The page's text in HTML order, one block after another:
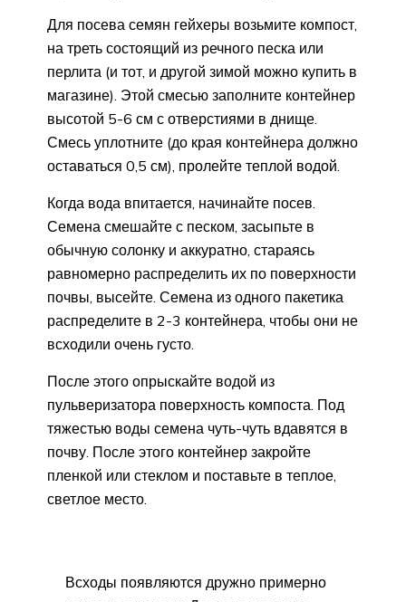
Для посева семян гейхеры возьмите компост,
на треть состоящий из речного песка или
перлита (и тот, и другой зимой можно купить в
магазине). Этой смесью заполните контейнер
высотой 5-6 см с отверстиями в днище.
Смесь уплотните (до края контейнера должно
оставаться 0,5 см), пролейте теплой водой.
Когда вода впитается, начинайте посев.
Семена смешайте с песком, засыпьте в
обычную солонку и аккуратно, стараясь
равномерно распределить их по поверхности
почвы, высейте. Семена из одного пакетика
распределите в 2-3 контейнера, чтобы они не
всходили очень густо.
После этого опрыскайте водой из
пульверизатора поверхность компоста. Под
тяжестью воды семена чуть-чуть вдавятся в
почву. После этого контейнер закройте
пленкой или стеклом и поставьте в теплое,
светлое место.
Всходы появляются дружно примерно